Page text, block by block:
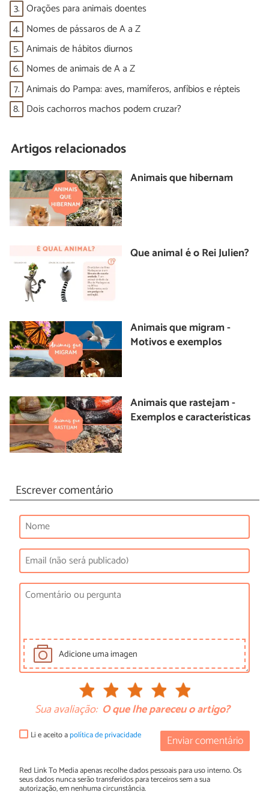
3. Orações para animais doentes
4. Nomes de pássaros de A a Z
5. Animais de hábitos diurnos
6. Nomes de animais de A a Z
7. Animais do Pampa: aves, mamíferos, anfíbios e répteis
8. Dois cachorros machos podem cruzar?
Artigos relacionados
Animais que hibernam
Que animal é o Rei Julien?
Animais que migram -
Motivos e exemplos
Animais que rastejam -
Exemplos e características
Escrever comentário
Adicione uma imagen
Sua avaliação: O que lhe pareceu o artigo?
Enviar comentário
Li e aceito apolítica de privacidade
Red Link To Media apenas recolhe dados pessoais para uso interno. Os
seus dados nunca serão transferidos para terceiros sem a sua
autorização, em nenhuma circunstância.